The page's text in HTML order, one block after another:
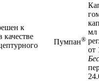
к
Пумпан®
мл
от